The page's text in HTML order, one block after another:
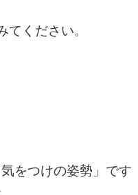
ください。
をつけの姿勢」です